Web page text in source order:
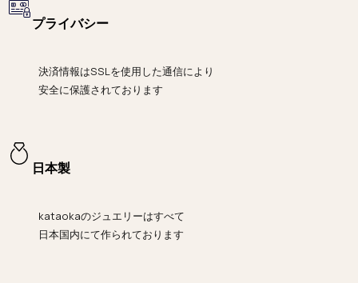
プライバシー
決済情報はSSLを使用した通信により
安全に保護されております
日本製
kataokaのジュエリーはすべて
日本国内にて作られております